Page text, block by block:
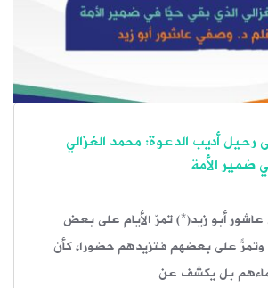
رحيل أديب الدعوة: محمد الغزالي
ضمير الأمة
أبو زيد(*) تمرّ الأيام على بعض
على بعضهم فتزيدهم حضورًا، كأن
بل يكشف عن